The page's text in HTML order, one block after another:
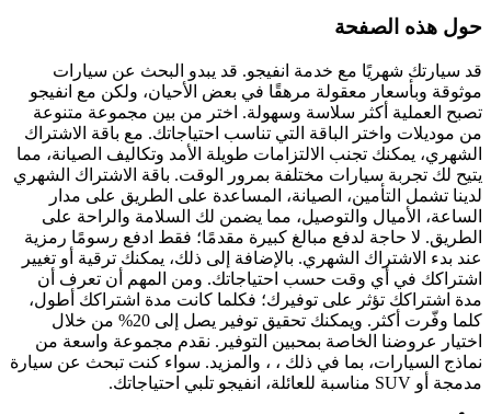
حول هذه الصفحة
قد سيارتك شهريًا مع خدمة انفيجو. قد يبدو البحث عن سيارات
موثوقة وبأسعار معقولة مرهقًا في بعض الأحيان، ولكن مع انفيجو
تصبح العملية أكثر سلاسة وسهولة. اختر من بين مجموعة متنوعة
من موديلات واختر الباقة التي تناسب احتياجاتك. مع باقة الاشتراك
الشهري، يمكنك تجنب الالتزامات طويلة الأمد وتكاليف الصيانة، مما
يتيح لك تجربة سيارات مختلفة بمرور الوقت. باقة الاشتراك الشهري
لدينا تشمل التأمين، الصيانة، المساعدة على الطريق على مدار
الساعة، الأميال والتوصيل، مما يضمن لك السلامة والراحة على
الطريق. لا حاجة لدفع مبالغ كبيرة مقدمًا؛ فقط ادفع رسومًا رمزية
عند بدء الاشتراك الشهري. بالإضافة إلى ذلك، يمكنك ترقية أو تغيير
اشتراكك في أي وقت حسب احتياجاتك. ومن المهم أن تعرف أن
مدة اشتراكك تؤثر على توفيرك؛ فكلما كانت مدة اشتراكك أطول،
كلما وفّرت أكثر. ويمكنك تحقيق توفير يصل إلى 20% من خلال
اختيار عروضنا الخاصة بمحبين التوفير. نقدم مجموعة واسعة من
نماذج السيارات، بما في ذلك ، ، والمزيد. سواء كنت تبحث عن سيارة
مدمجة أو SUV مناسبة للعائلة، انفيجو تلبي احتياجاتك.